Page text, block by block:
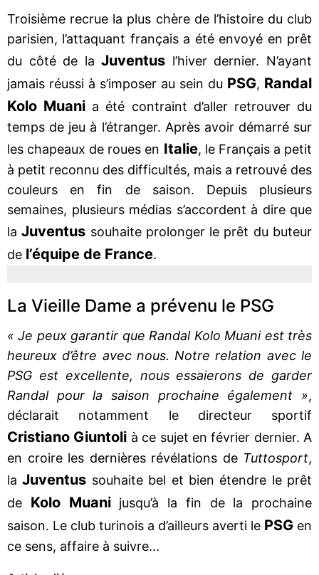
Troisième recrue la plus chère de l’histoire du club
parisien, l’attaquant français a été envoyé en prêt
du côté de laJuventus l’hiver dernier. N’ayant
jamais réussi à s’imposer au sein du PSG, Randal
Kolo Muani a été contraint d’aller retrouver du
temps de jeu à l’étranger. Après avoir démarré sur
les chapeaux de roues en Italie, le Français a petit
à petit reconnu des difficultés, mais a retrouvé des
couleurs en fin de saison. Depuis plusieurs
semaines, plusieurs médias s’accordent à dire que
laJuventus souhaite prolonger le prêt du buteur
de l’équipe de France.
La Vieille Dame a prévenu le PSG
« Je peux garantir que Randal Kolo Muani est très
heureux d’être avec nous. Notre relation avec le
PSG est excellente, nous essaierons de garder
Randal pour la saison prochaine également »,
déclarait notamment le directeur sportif
Cristiano Giuntoli à ce sujet en février dernier. A
en croire les dernières révélations de Tuttosport,
laJuventus souhaite bel et bien étendre le prêt
de Kolo Muanijusqu’à la fin de la prochaine
saison. Le club turinois a d’ailleurs averti le PSG en
ce sens, affaire à suivre...